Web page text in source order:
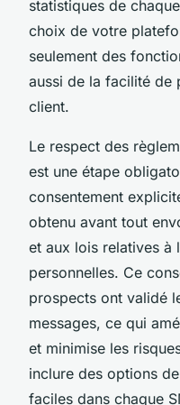
statistiques de
choix de votre
seulement des
aussi de la facilité de
client.
Le respect des
est une étape
consentement
obtenu avant tout
et aux lois relatives à
personnelles. Ce
prospects ont validé
messages, ce qui
et minimise les
inclure des options
faciles dans chaque